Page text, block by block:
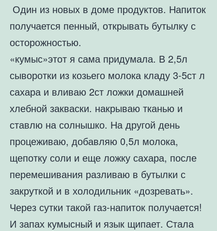
Один из новых в доме продуктов. Напиток
получается пенный, открывать бутылку с
осторожностью.
«кумыс»этот я сама придумала. В 2,5л
сыворотки из козьего молока кладу 3-5ст л
сахара и вливаю 2ст ложки домашней
хлебной закваски. накрываю тканью и
ставлю на солнышко. На другой день
процеживаю, добавляю 0,5л молока,
щепотку соли и еще ложку сахара, после
перемешивания разливаю в бутылки с
закруткой и в холодильник «дозревать».
Через сутки такой газ-напиток получается!
И запах кумысный и язык щипает. Стала